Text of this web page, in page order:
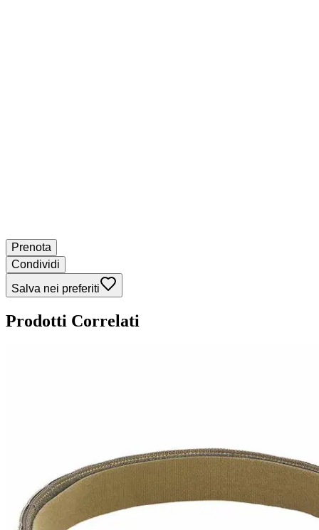
Prenota
Condividi
Salva nei preferiti
Prodotti Correlati